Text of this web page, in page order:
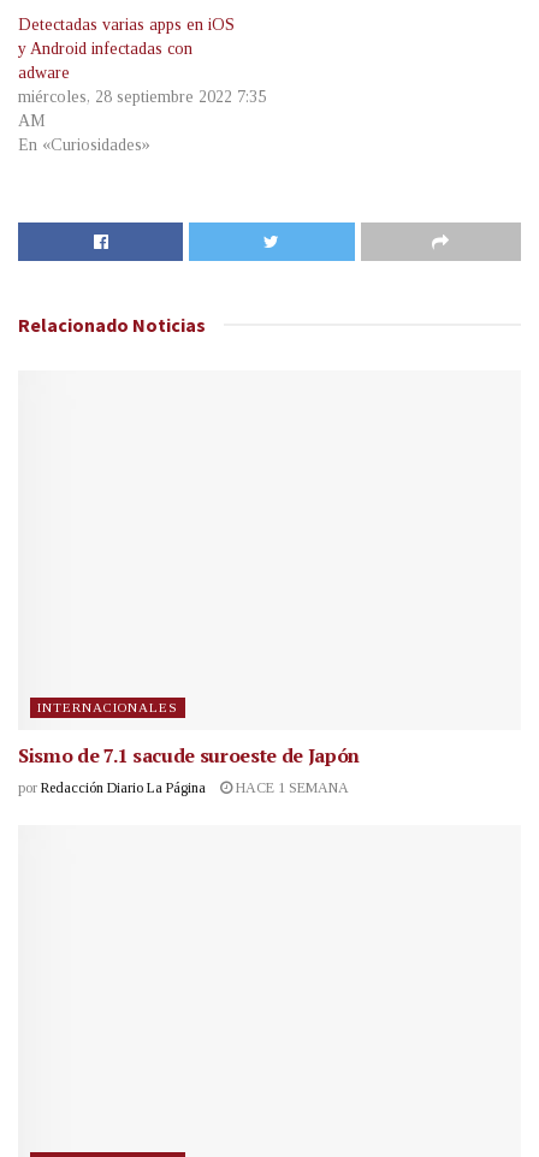
Detectadas varias apps en iOS
y Android infectadas con
adware
miércoles, 28 septiembre 2022 7:35
AM
En «Curiosidades»
Relacionado Noticias
INTERNACIONALES
Sismo de 7.1 sacude suroeste de Japón
por Redacción Diario La Página HACE 1 SEMANA